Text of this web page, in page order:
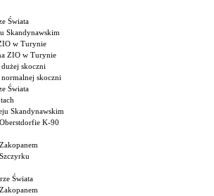
Świata
Skandynawskim
w Turynie
ZIO w Turynie
skoczni
skoczni
Świata
Skandynawskim
K-90
Świata